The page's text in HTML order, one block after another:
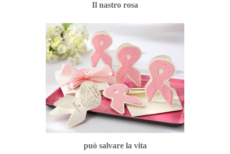
Il nastro rosa
può salvare la vita